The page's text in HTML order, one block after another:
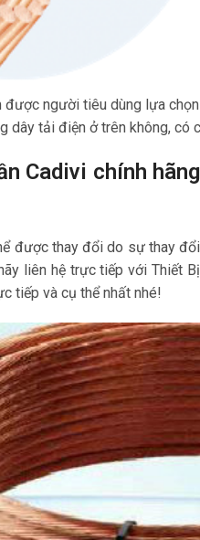
người tiêu dùng lựa
dây tải điện ở trên không, có
Cadivi chính hãng
được thay đổi do sự thay đổi
liên hệ trực tiếp với Thiết Bị
tiếp và cụ thể nhất nhé!